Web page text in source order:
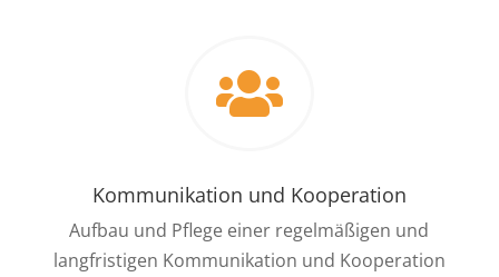

Kommunikation und Kooperation
Aufbau und Pflege einer regelmäßigen und
langfristigen Kommunikation und Kooperation